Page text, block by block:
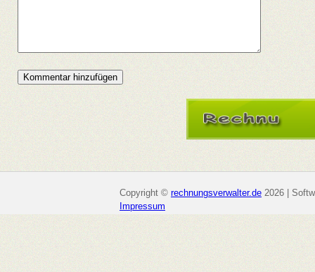
Copyright © rechnungsverwalter.de 2026 |
Impressum